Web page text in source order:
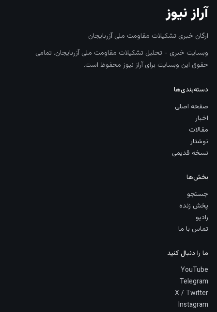
آراز نیوز
ارگان خبری تشکیلات مقاومت ملی آزربایجان
وبسایت خبری - تحلیل تشکیلات مقاومت ملی آزربایجان. تمامی
حقوق این وبسایت برای آراز نیوز محفوظ است.
دسته‌بندی‌ها
صفحه اصلی
اخبار
مقالات
نوشتار
نسخه قدیمی
بخش‌ها
جستجو
پخش زنده
رادیو
تماس با ما
ما را دنبال کنید
YouTube
Telegram
X / Twitter
Instagram